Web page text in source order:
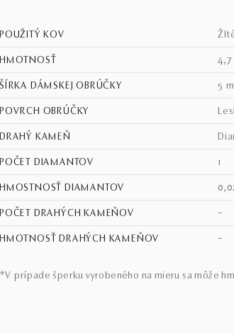
POUŽITÝ KOV
HMOTNOSŤ
ŠÍRKA DÁMSKEJ OBRÚČKY 5
POVRCH OBRÚČKY
DRAHÝ KAMEŇ
POČET DIAMANTOV 1
HMOSTNOSŤ DIAMANTOV
POČET DRAHÝCH KAMEŇOV –
HMOTNOSŤ DRAHÝCH KAMEŇOV –
*V prípade šperku vyrobeného na mieru sa môže